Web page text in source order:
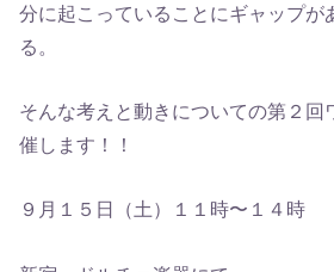
分に起こっていることにギャップが
る。
そんな考えと動きについての第２回
催します！！
９月１５日（土）１１時〜１４時